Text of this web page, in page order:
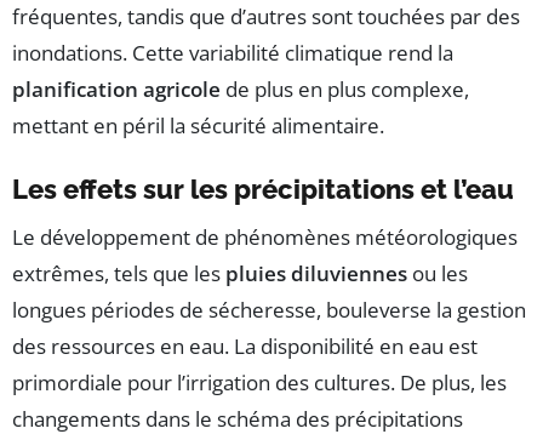
fréquentes, tandis que d’autres sont touchées par des
inondations. Cette variabilité climatique rend la
planification agricole de plus en plus complexe,
mettant en péril la sécurité alimentaire.
Les effets sur les précipitations et l’eau
Le développement de phénomènes météorologiques
extrêmes, tels que les pluies diluviennes ou les
longues périodes de sécheresse, bouleverse la gestion
des ressources en eau. La disponibilité en eau est
primordiale pour l’irrigation des cultures. De plus, les
changements dans le schéma des précipitations